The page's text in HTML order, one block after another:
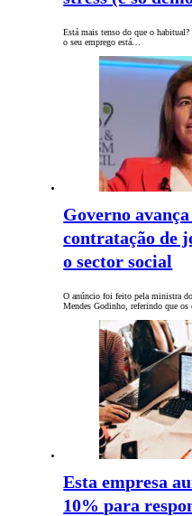
Está mais tenso do que o habitual?
o seu emprego está…
Governo
contratação de
o sector social
O anúncio foi feito pela ministra
Mendes Godinho, referindo que
Esta empresa
10% para